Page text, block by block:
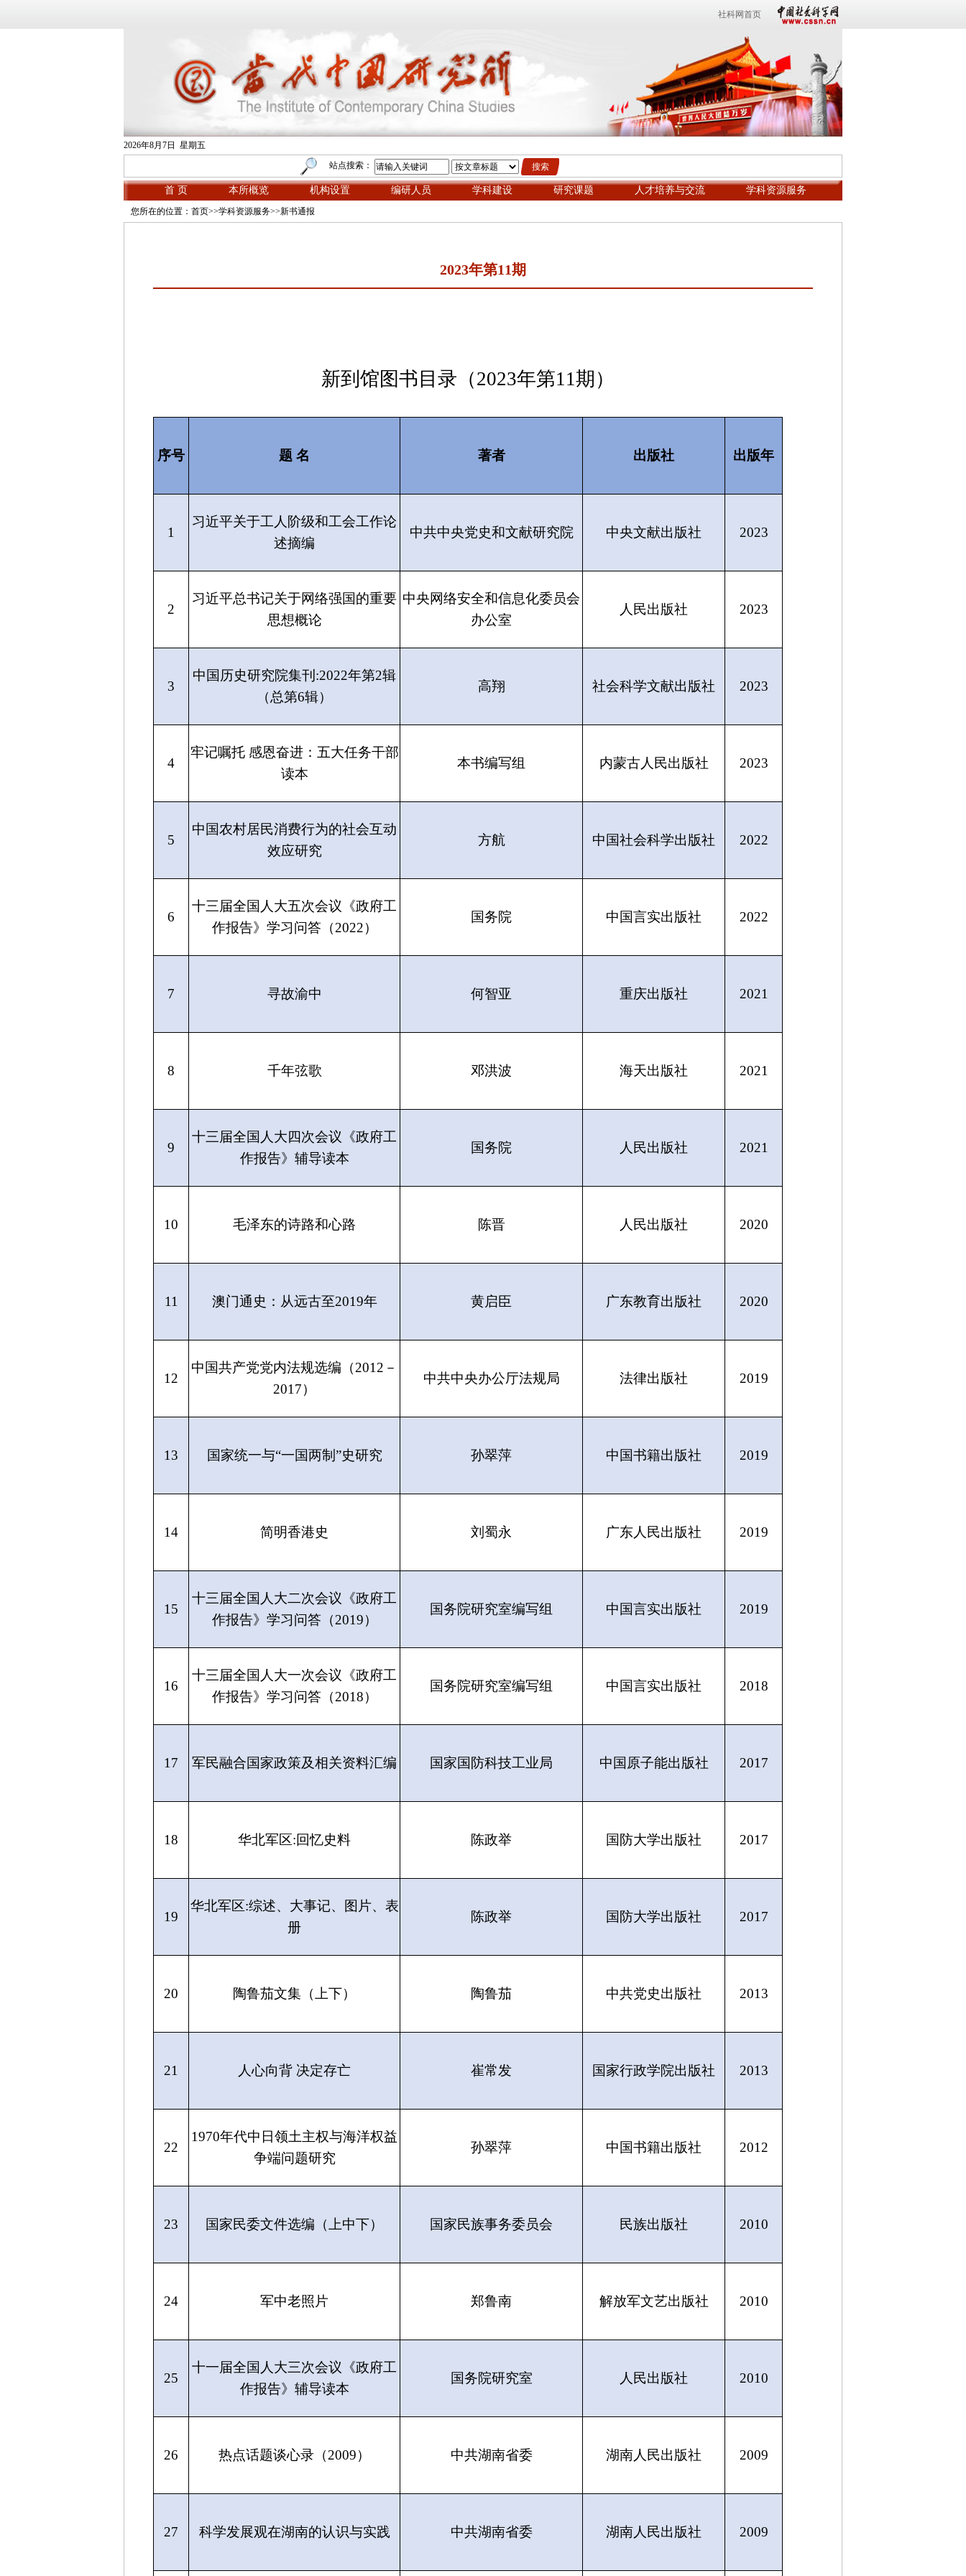
社科网首页
2026年8月7日 星期五
站点搜索：
首 页 本所概览 机构设置 编研人员 学科建设 研究课题 人才培养与交流 学科资源服务
您所在的位置： 首页>>学科资源服务>>新书通报
2023年第11期
新到馆图书目录（2023年第11期）
序号 题 名 著者 出版社 出版年
1
习近平关于工人阶级和工会工作论
述摘编
中共中央党史和文献研究院 中央文献出版社 2023
2
习近平总书记关于网络强国的重要
思想概论
中央网络安全和信息化委员会
办公室
人民出版社 2023
3
中国历史研究院集刊:2022年第2辑
（总第6辑）
高翔 社会科学文献出版社 2023
4
牢记嘱托 感恩奋进：五大任务干部
读本
本书编写组 内蒙古人民出版社 2023
5
中国农村居民消费行为的社会互动
效应研究
方航 中国社会科学出版社 2022
6
十三届全国人大五次会议《政府工
作报告》学习问答（2022）
国务院 中国言实出版社 2022
7 寻故渝中 何智亚 重庆出版社 2021
8 千年弦歌 邓洪波 海天出版社 2021
9
十三届全国人大四次会议《政府工
作报告》辅导读本
国务院 人民出版社 2021
10 毛泽东的诗路和心路 陈晋 人民出版社 2020
11 澳门通史：从远古至2019年 黄启臣 广东教育出版社 2020
12
中国共产党党内法规选编（2012－
2017）
中共中央办公厅法规局 法律出版社 2019
13 国家统一与“一国两制”史研究 孙翠萍 中国书籍出版社 2019
14 简明香港史 刘蜀永 广东人民出版社 2019
15
十三届全国人大二次会议《政府工
作报告》学习问答（2019）
国务院研究室编写组 中国言实出版社 2019
16
十三届全国人大一次会议《政府工
作报告》学习问答（2018）
国务院研究室编写组 中国言实出版社 2018
17 军民融合国家政策及相关资料汇编 国家国防科技工业局 中国原子能出版社 2017
18 华北军区:回忆史料 陈政举 国防大学出版社 2017
19
华北军区:综述、大事记、图片、表
册
陈政举 国防大学出版社 2017
20 陶鲁茄文集（上下） 陶鲁茄 中共党史出版社 2013
21 人心向背 决定存亡 崔常发 国家行政学院出版社 2013
22
1970年代中日领土主权与海洋权益
争端问题研究
孙翠萍 中国书籍出版社 2012
23 国家民委文件选编（上中下） 国家民族事务委员会 民族出版社 2010
24 军中老照片 郑鲁南 解放军文艺出版社 2010
25
十一届全国人大三次会议《政府工
作报告》辅导读本
国务院研究室 人民出版社 2010
26 热点话题谈心录（2009） 中共湖南省委 湖南人民出版社 2009
27 科学发展观在湖南的认识与实践 中共湖南省委 湖南人民出版社 2009